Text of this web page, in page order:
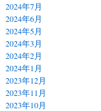
2024年7月
2024年6月
2024年5月
2024年3月
2024年2月
2024年1月
2023年12月
2023年11月
2023年10月